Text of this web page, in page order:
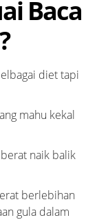
Baca
diet tapi
mahu kekal
naik balik
berlebihan
gula dalam